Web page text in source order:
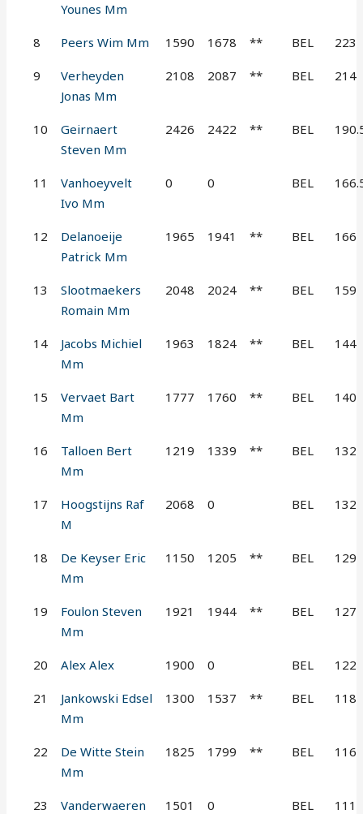
Younes Mm
8 Peers Wim Mm 1590 1678 ** BEL 223
9
Verheyden
Jonas Mm
2108 2087 ** BEL 214
10
Geirnaert
Steven Mm
2426 2422 ** BEL
11
Vanhoeyvelt
Ivo Mm
0 0 BEL
12
Delanoeije
Patrick Mm
1965 1941 ** BEL 166
13
Slootmaekers
Romain Mm
2048 2024 ** BEL 159
14
Jacobs Michiel
Mm
1963 1824 ** BEL 144
15
Vervaet Bart
Mm
1777 1760 ** BEL 140
16
Talloen Bert
Mm
1219 1339 ** BEL 132
17
Hoogstijns Raf
M
2068 0 BEL 132
18
De Keyser Eric
Mm
1150 1205 ** BEL 129
19
Foulon Steven
Mm
1921 1944 ** BEL 127
20 Alex Alex 1900 0 BEL 122
21
Jankowski Edsel
Mm
1300 1537 ** BEL 118
22
De Witte Stein
Mm
1825 1799 ** BEL 116
23
Vanderwaeren
1501 0 BEL 111